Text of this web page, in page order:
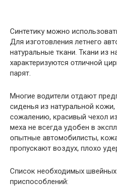
Синтетику можно
Для изготовления летнего
натуральные ткани. Ткани из
характеризуются отличной
парят.
Многие водители отдают
сиденья из натуральной
сожалению, красивый чехол
меха не всегда удобен в
опытные автомобилисты,
пропускают воздух, плохо
Список необходимых швейных
приспособлений: